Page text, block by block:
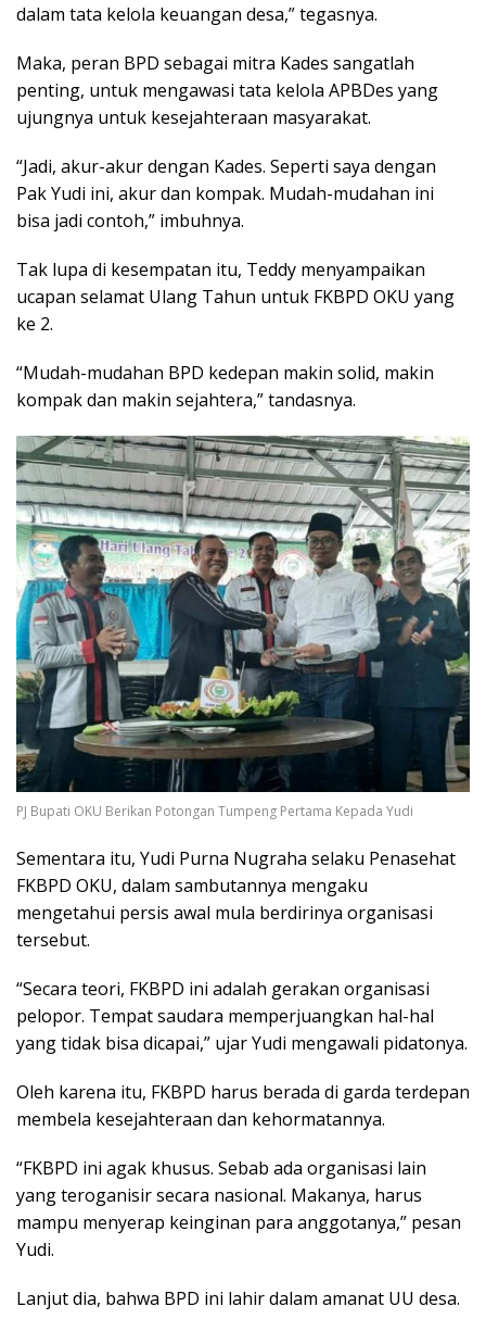
dalam tata kelola keuangan desa,” tegasnya.
Maka, peran BPD sebagai mitra Kades sangatlah
penting, untuk mengawasi tata kelola APBDes yang
ujungnya untuk kesejahteraan masyarakat.
“Jadi, akur-akur dengan Kades. Seperti saya dengan
Pak Yudi ini, akur dan kompak. Mudah-mudahan ini
bisa jadi contoh,” imbuhnya.
Tak lupa di kesempatan itu, Teddy menyampaikan
ucapan selamat Ulang Tahun untuk FKBPD OKU yang
ke 2.
“Mudah-mudahan BPD kedepan makin solid, makin
kompak dan makin sejahtera,” tandasnya.
PJ Bupati OKU Berikan Potongan Tumpeng Pertama Kepada Yudi
Sementara itu, Yudi Purna Nugraha selaku Penasehat
FKBPD OKU, dalam sambutannya mengaku
mengetahui persis awal mula berdirinya organisasi
tersebut.
“Secara teori, FKBPD ini adalah gerakan organisasi
pelopor. Tempat saudara memperjuangkan hal-hal
yang tidak bisa dicapai,” ujar Yudi mengawali pidatonya.
Oleh karena itu, FKBPD harus berada di garda terdepan
membela kesejahteraan dan kehormatannya.
“FKBPD ini agak khusus. Sebab ada organisasi lain
yang teroganisir secara nasional. Makanya, harus
mampu menyerap keinginan para anggotanya,” pesan
Yudi.
Lanjut dia, bahwa BPD ini lahir dalam amanat UU desa.